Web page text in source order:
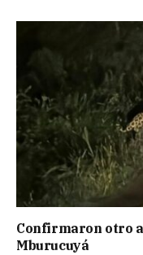
Confirmaron otro
Mburucuyá